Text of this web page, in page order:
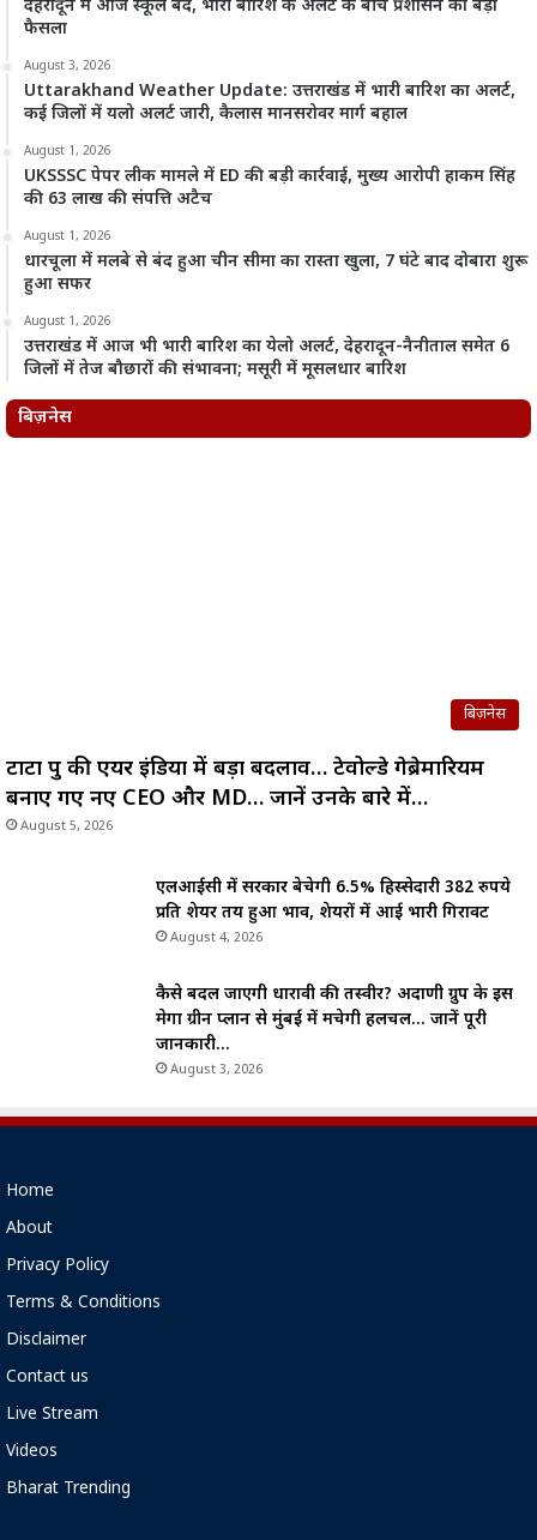
देहरादून में आज स्कूल बंद, भारी बारिश के अलर्ट के बीच प्रशासन का बड़ा
फैसला
August 3, 2026
Uttarakhand Weather Update: उत्तराखंड में भारी बारिश का अलर्ट,
कई जिलों में यलो अलर्ट जारी, कैलास मानसरोवर मार्ग बहाल
August 1, 2026
UKSSSC पेपर लीक मामले में ED की बड़ी कार्रवाई, मुख्य आरोपी हाकम सिंह
की 63 लाख की संपत्ति अटैच
August 1, 2026
धारचूला में मलबे से बंद हुआ चीन सीमा का रास्ता खुला, 7 घंटे बाद दोबारा शुरू
हुआ सफर
August 1, 2026
उत्तराखंड में आज भी भारी बारिश का येलो अलर्ट, देहरादून-नैनीताल समेत 6
जिलों में तेज बौछारों की संभावना; मसूरी में मूसलधार बारिश
बिज़नेस
बिज़नेस
टाटा ग्रुप की एयर इंडिया में बड़ा बदलाव… टेवोल्डे गेब्रेमारियम
बनाए गए नए CEO और MD… जानें उनके बारे में…
August 5, 2026
एलआईसी में सरकार बेचेगी 6.5% हिस्सेदारी 382 रुपये
प्रति शेयर तय हुआ भाव, शेयरों में आई भारी गिरावट
August 4, 2026
कैसे बदल जाएगी धारावी की तस्वीर? अदाणी ग्रुप के इस
मेगा ग्रीन प्लान से मुंबई में मचेगी हलचल… जानें पूरी
जानकारी…
August 3, 2026
Home
About
Privacy Policy
Terms & Conditions
Disclaimer
Contact us
Live Stream
Videos
Bharat Trending